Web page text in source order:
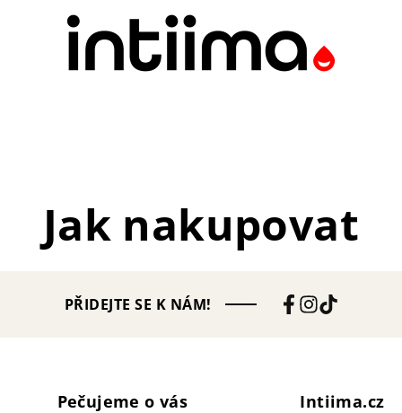
Jak nakupovat
PŘIDEJTE SE K NÁM!
Pečujeme o vás Intiima.cz